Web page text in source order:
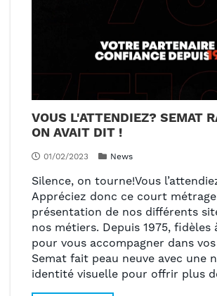
VOUS L'ATTENDIEZ? SEMAT
ON AVAIT DIT !
01/02/2023 News
Silence, on tourne!Vous
Appréciez donc ce court
présentation de nos différents
nos métiers. Depuis 1975, fidèles
pour vous accompagner dans
Semat fait peau neuve avec une
identité visuelle pour offrir plus